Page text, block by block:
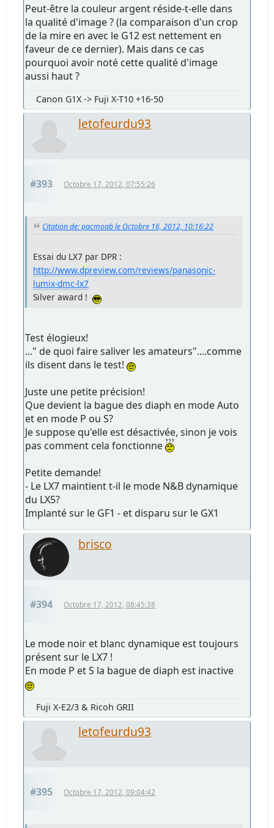
Peut-être la couleur argent réside-t-elle dans
la qualité d'image ? (la comparaison d'un crop
de la mire en avec le G12 est nettement en
faveur de ce dernier). Mais dans ce cas
pourquoi avoir noté cette qualité d'image
aussi haut ?
Canon G1X -> Fuji X-T10 +16-50
letofeurdu93
#393 Octobre 17, 2012, 07:55:26
Citation de: pacmoab le Octobre 16, 2012, 10:16:22
Essai du LX7 par DPR :
http://www.dpreview.com/reviews/panasonic-
lumix-dmc-lx7
Silver award !
Test élogieux!
..." de quoi faire saliver les amateurs"....comme
ils disent dans le test!
Juste une petite précision!
Que devient la bague des diaph en mode Auto
et en mode P ou S?
Je suppose qu'elle est désactivée, sinon je vois
pas comment cela fonctionne
Petite demande!
- Le LX7 maintient t-il le mode N&B dynamique
du LX5?
Implanté sur le GF1 - et disparu sur le GX1
brisco
#394 Octobre 17, 2012, 08:45:38
Le mode noir et blanc dynamique est toujours
présent sur le LX7 !
En mode P et S la bague de diaph est inactive
Fuji X-E2/3 & Ricoh GRII
letofeurdu93
#395 Octobre 17, 2012, 09:04:42